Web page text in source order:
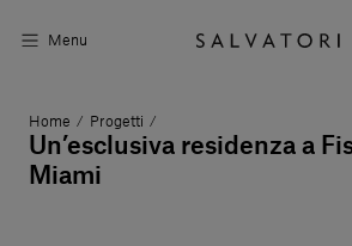
Menu
Superfici
Arredo bagno
Home / Progetti /
Un’esclusiva residenza a
Miami